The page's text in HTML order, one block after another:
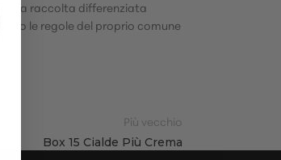
raccolta differenziata
le regole del proprio comune
Più vecchio
Box 15 Cialde Più Crema